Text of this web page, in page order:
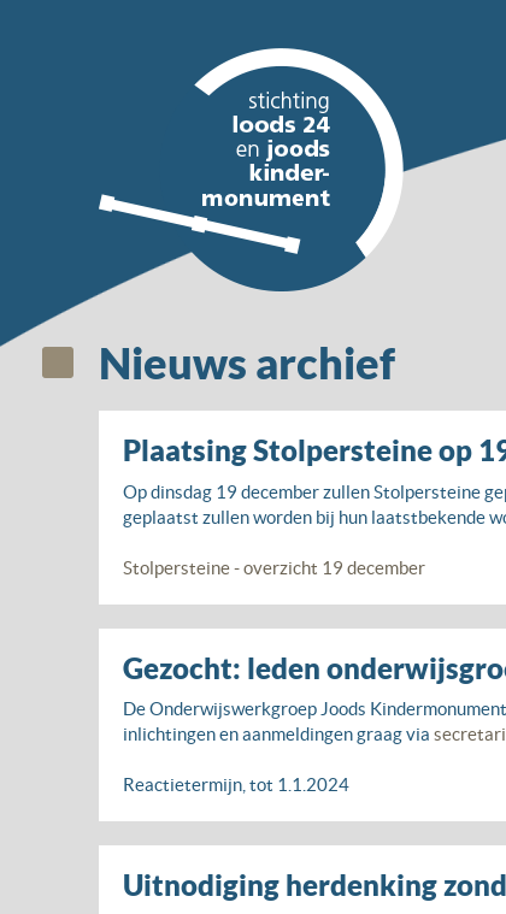
Nieuws archief
Plaatsing Stolpersteine op
Op dinsdag 19 december zullen Stolpersteine
geplaatst zullen worden bij hun laatstbekende
Stolpersteine - overzicht 19 december
Gezocht: leden
De Onderwijswerkgroep Joods
inlichtingen en aanmeldingen graag via
Reactietermijn, tot 1.1.2024
Uitnodiging herdenking